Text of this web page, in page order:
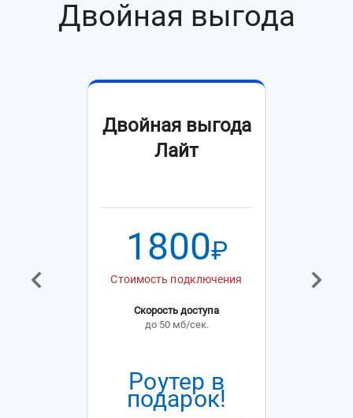
Двойная выгода
Двойная выгода
Лайт
1800₽
Стоимость подключения
Скорость доступа
до 50 мб/сек.
Роутер в
подарок!